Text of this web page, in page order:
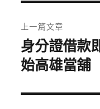
章
導
覽
上一篇文章
上
一
文
身分證借款
始高雄當舖